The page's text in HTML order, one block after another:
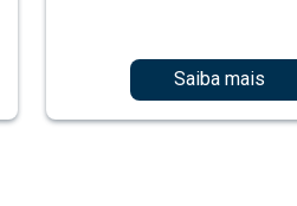
Saiba mais